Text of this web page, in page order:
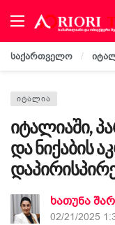
საქართველო
ᲘᲢᲐᲚᲘᲐ
იტალიაში,
და ნიქაბის
ხათუნა
02/21/2025